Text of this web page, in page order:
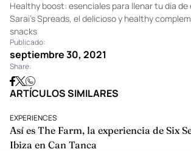
Healthy boost: esenciales para llenar tu día de
Sarai’s Spreads, el delicioso y healthy
snacks
Publicado:
septiembre 30, 2021
Share:
ARTÍCULOS SIMILARES
EXPERIENCES
Así es The Farm, la experiencia de Six
Ibiza en Can Tanca